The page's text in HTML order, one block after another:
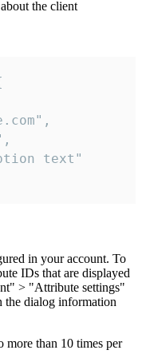
the client
text"
in your account. To
IDs that are displayed
> "Attribute settings"
the dialog information
more than 10 times per